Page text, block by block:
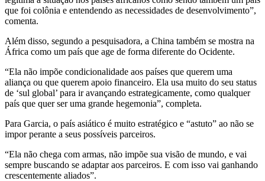
que foi colônia e entendendo as necessidades de desenvolvimento”,
comenta.
Além disso, segundo a pesquisadora, a China também se mostra na
África como um país que age de forma diferente do Ocidente.
“Ela não impõe condicionalidade aos países que querem uma
aliança ou que querem apoio financeiro. Ela usa muito do seu status
de ‘sul global’ para ir avançando estrategicamente, como qualquer
país que quer ser uma grande hegemonia”, completa.
Para Garcia, o país asiático é muito estratégico e “astuto” ao não se
impor perante a seus possíveis parceiros.
“Ela não chega com armas, não impõe sua visão de mundo, e vai
sempre buscando se adaptar aos parceiros. E com isso vai ganhando
crescentemente aliados”.